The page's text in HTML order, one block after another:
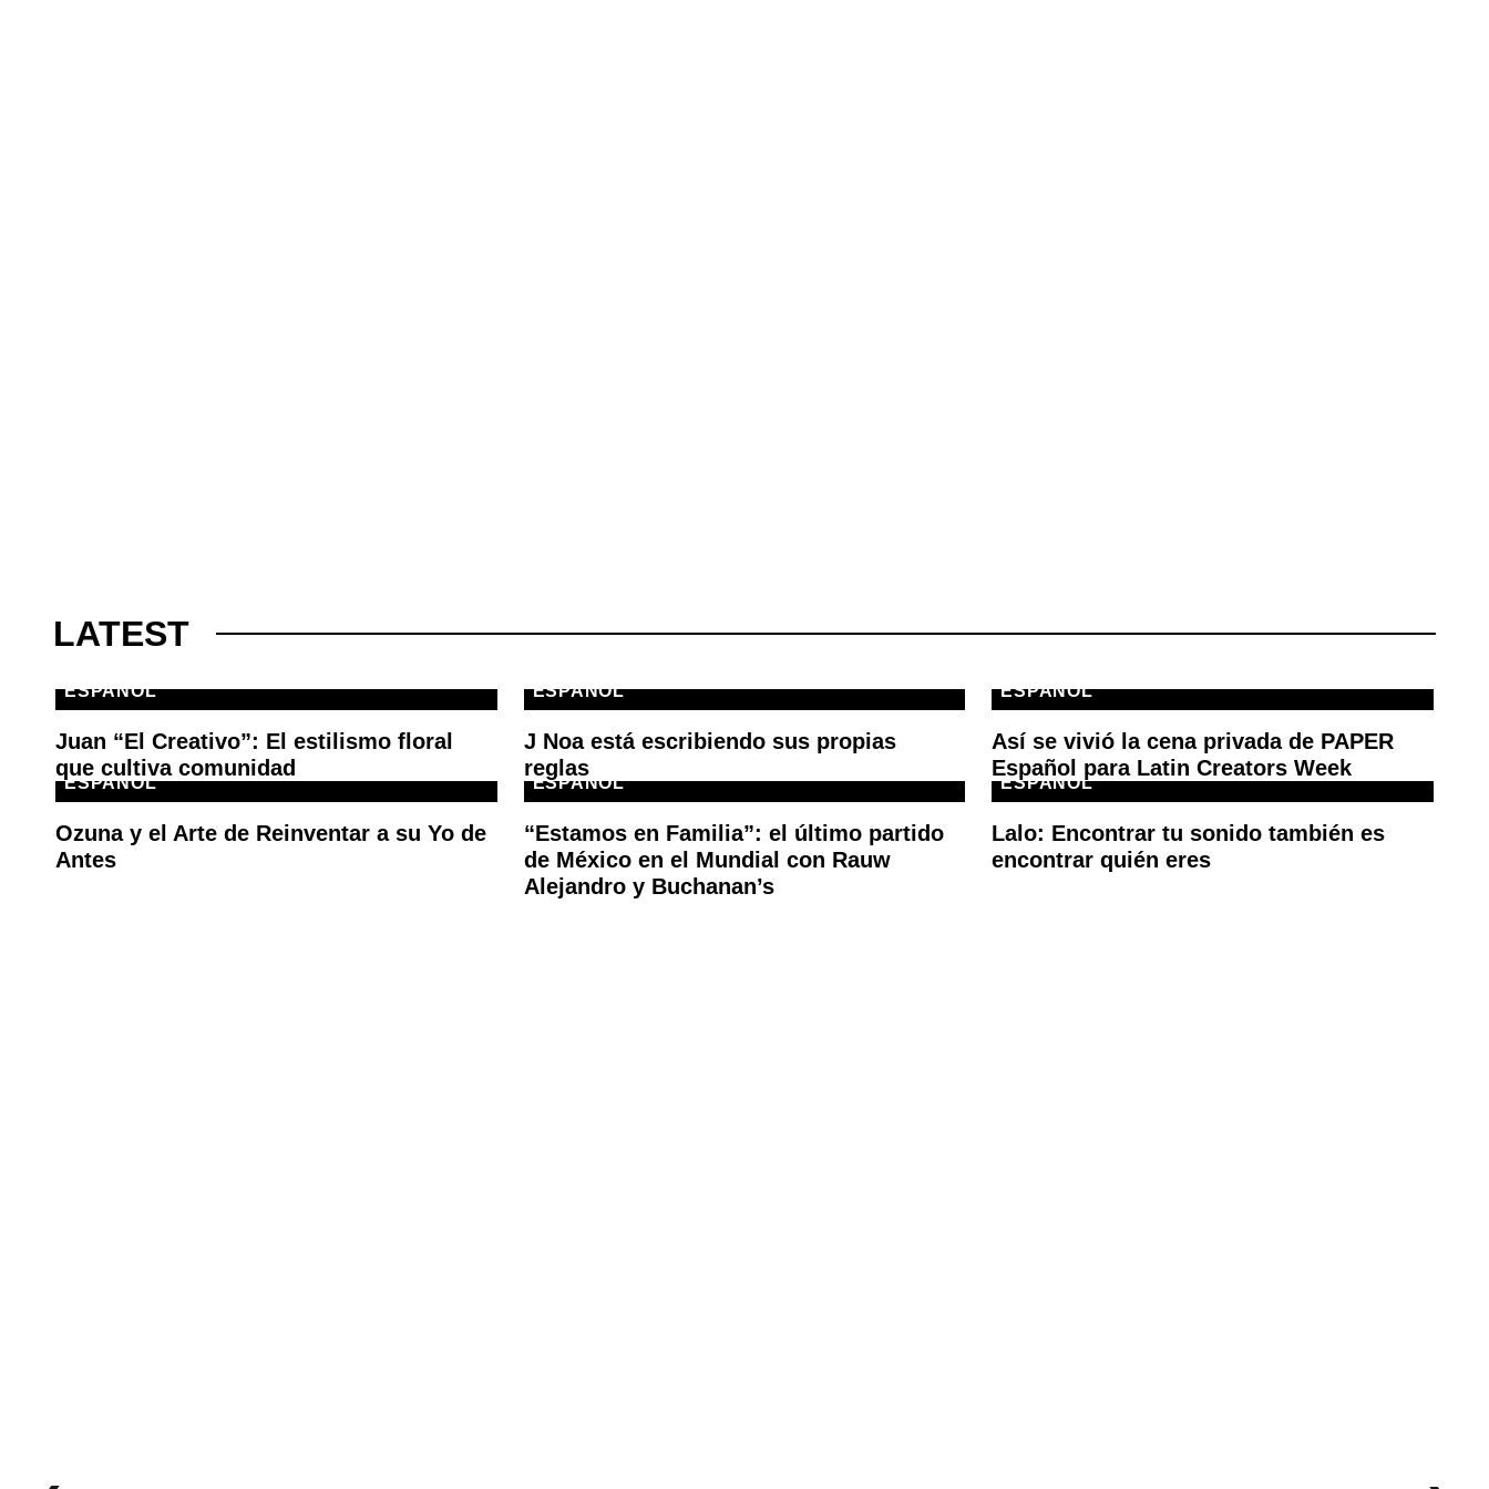
LATEST
ESPAÑOL
Juan “El Creativo”: El estilismo floral
que cultiva comunidad
ESPAÑOL
J Noa está escribiendo sus propias
reglas
ESPAÑOL
Así se vivió la cena privada de PAPER
Español para Latin Creators Week
ESPAÑOL
Ozuna y el Arte de Reinventar a su Yo de
Antes
ESPAÑOL
“Estamos en Familia”: el último partido
de México en el Mundial con Rauw
Alejandro y Buchanan’s
ESPAÑOL
Lalo: Encontrar tu sonido también es
encontrar quién eres